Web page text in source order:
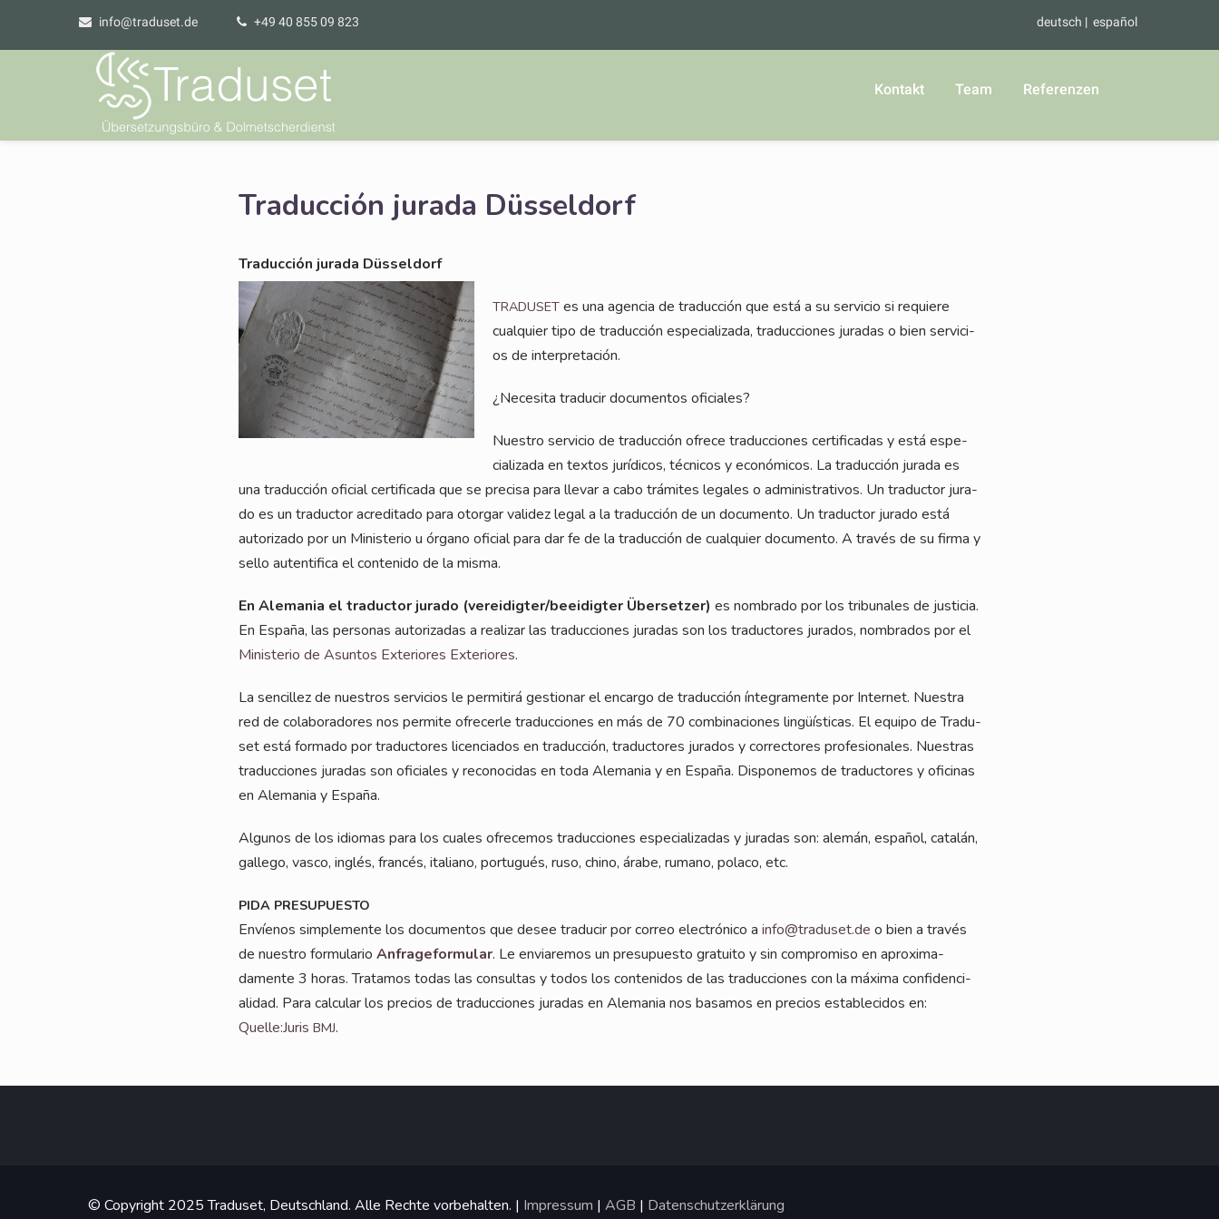
info@traduset.de +49 40 855 09 823 deutsch español
Kontakt Team Referenzen
Traducción jurada Düsseldorf
Tra­duc­ción jura­da Düsseldorf
TRADUSETes una agen­cia de tra­duc­ción que está a su ser­vicio si requie­re
cual­quier tipo de tra­duc­ción espe­cia­lizada, tra­duc­cio­nes jura­das o bien ser­vici­
os de interpretación.
¿Nece­si­ta tra­du­cir docu­ment­os oficiales?
Nues­tro ser­vicio de tra­duc­ción ofre­ce tra­duc­cio­nes cer­ti­fi­ca­das y está espe­
cia­lizada en tex­tos juríd­icos, téc­ni­cos y econó­mi­cos. La tra­duc­ción jura­da es
una tra­duc­ción ofi­ci­al cer­ti­fi­ca­da que se pre­cisa para lle­var a cabo trá­mi­tes lega­les o admi­nis­tra­tivos. Un tra­duc­tor jura­
do es un tra­duc­tor acre­di­ta­do para otor­gar vali­dez legal a la tra­duc­ción de un docu­men­to. Un tra­duc­tor jura­do está
auto­riz­ado por un Minis­te­rio u órga­no ofi­ci­al para dar fe de la tra­duc­ción de cual­quier docu­men­to. A tra­vés de su fir­ma y
sel­lo auten­ti­fi­ca el con­teni­do de la misma.
En Ale­ma­nia el tra­duc­tor jura­do (vereidigter/beeidigter Über­set­zer) es nomb­ra­do por los tri­bu­na­les de jus­ti­cia.
En Espa­ña, las per­so­nas auto­rizadas a rea­li­zar las tra­duc­cio­nes jura­das son los tra­duc­to­res jura­dos, nomb­ra­dos por el
Minis­te­rio de Asun­tos Exte­rio­res Exte­rio­res.
La sen­cil­lez de nues­tros ser­vici­os le per­mi­tirá ges­tio­nar el encar­go de tra­duc­ción ínte­gra­men­te por Inter­net. Nues­tra
red de cola­bora­do­res nos per­mi­te ofre­cer­le tra­duc­cio­nes en más de 70 com­bi­nacio­nes lin­güí­sti­cas. El equi­po de Tra­du­
set está forma­do por tra­duc­to­res licen­cia­dos en tra­duc­ción, tra­duc­to­res jura­dos y cor­rec­to­res pro­fe­sio­na­les. Nuestras
tra­duc­cio­nes jura­das son ofi­ci­a­les y reco­no­ci­das en toda Ale­ma­nia y en Espa­ña. Dis­po­ne­mos de tra­duc­to­res y ofi­ci­nas
en Ale­ma­nia y España.
Algu­nos de los idio­mas para los cua­les ofre­ce­mos tra­duc­cio­nes espe­cia­lizadas y jura­das son: ale­mán, espa­ñol, catalán,
gal­le­go, vas­co, inglés, fran­cés, ita­lia­no, por­tu­gués, ruso, chi­no, ára­be, ruma­no, pola­co, etc.
PIDA PRESUPUESTO
Enví­e­nos sim­ple­men­te los docu­ment­os que desee tra­du­cir por cor­reo elec­tró­ni­co a info@traduset.de o bien a tra­vés
de nues­tro for­mu­la­rio Anfra­ge­for­mu­lar. Le envi­a­re­mos un pre­supues­to gra­tui­to y sin com­promiso en apro­xi­ma­
damen­te 3 horas. Tra­ta­mos todas las con­sul­tas y todos los con­teni­dos de las tra­duc­cio­nes con la máxi­ma con­fi­den­ci­
al­i­dad. Para cal­cu­lar los pre­ci­os de tra­duc­cio­nes jura­das en Ale­ma­nia nos basa­mos en pre­ci­os estable­ci­dos en:
Quelle:Juris BMJ.
© Copyright 2025 Traduset, Deutschland. Alle Rechte vorbehalten. | Impressum | AGB | Datenschutzerklärung